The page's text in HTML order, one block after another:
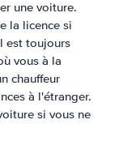
une voiture.
la licence si
est toujours
vous à la
chauffeur
à l'étranger.
si vous ne